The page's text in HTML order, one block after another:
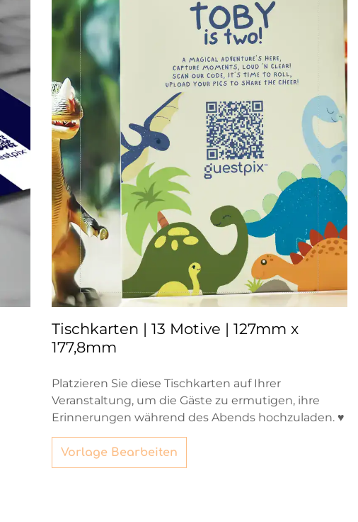
Tischkarten | 13 Motive | 127mm x
177,8mm
Platzieren Sie diese Tischkarten auf Ihrer
Veranstaltung, um die Gäste zu ermutigen, ihre
Erinnerungen während des Abends hochzuladen. ♥
Vorlage Bearbeiten